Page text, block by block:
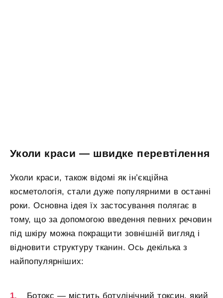
Уколи краси — швидке перевтілення
Уколи краси, також відомі як ін’єкційна
косметологія, стали дуже популярними в останні
роки. Основна ідея їх застосування полягає в
тому, що за допомогою введення певних речовин
під шкіру можна покращити зовнішній вигляд і
відновити структуру тканин. Ось декілька з
найпопулярніших:
Ботокс — містить ботулінічний токсин, який